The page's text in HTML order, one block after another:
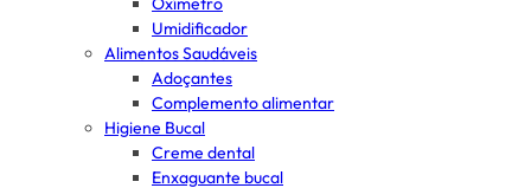
Umidificador
Alimentos Saudáveis
Adoçantes
Complemento alimentar
Higiene Bucal
Creme dental
Enxaguante bucal